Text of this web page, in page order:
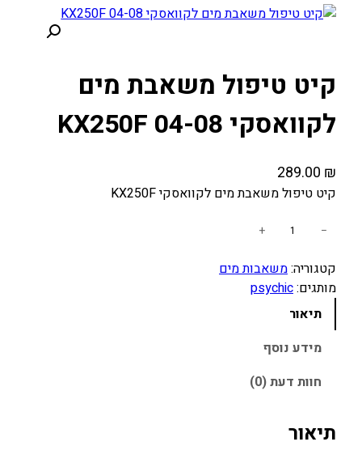
קיט טיפול משאבת מים
לקוואסקי KX250F 04-08
289.00 ₪
קיט טיפול משאבת מים לקוואסקי KX250F
ו
ת
ל
י
פ
−
+
קטגוריה:משאבות מים
מותגים:psychic
תיאור
מידע נוסף
חוות דעת (0)
תיאור